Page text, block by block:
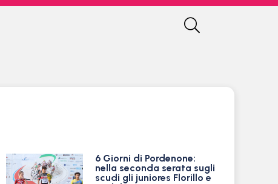
6 Giorni di Pordenone:
nella seconda serata sugli
scudi gli juniores Florillo e